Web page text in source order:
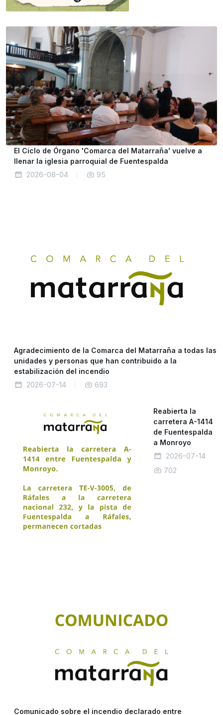
El Ciclo de Órgano 'Comarca del Matarraña' vuelve a
llenar la iglesia parroquial de Fuentespalda
2026-08-04
95
Agradecimiento de la Comarca del Matarraña a todas las
unidades y personas que han contribuido a la
estabilización del incendio
2026-07-14
693
Reabierta la
carretera A-1414
de Fuentespalda
a Monroyo
2026-07-14
702
Comunicado sobre el incendio declarado entre